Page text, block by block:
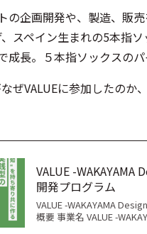
の企画開発や、製造、販
スペイン生まれの5本指
成長。５本指ソックスの
ぜVALUEに参加したの
VALUE -
開発プログラム
VALUE -WAKAYAMA
概要 事業名 VALUE -